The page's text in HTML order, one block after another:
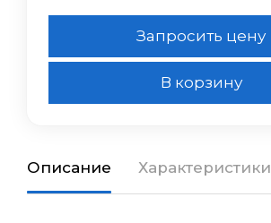
Запросить цену
В корзину
Описание Характеристики